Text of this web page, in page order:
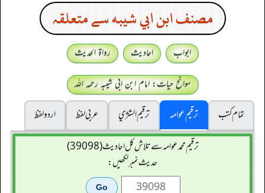
مصنف ابن ابي شيبه سے متعلقہ
ابواب احادیث
رواۃ الحدیث
سوانح حیات: امام ابن ابی شیبہ رحمہ اللہ
تمام کتب
ترقیم عوامہ ترقيم الشژي عربی لفظ
اردو لفظ
ترقیم محمدعوامہ سے تلاش کل احادیث (39098)
حدیث نمبر لکھیں: